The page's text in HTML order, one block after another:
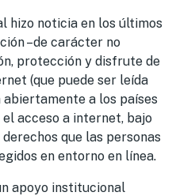
hizo noticia en los últimos
–de carácter no
protección y disfrute de
(que puede ser leída
abiertamente a los países
acceso a internet, bajo
que las personas
en entorno en línea.
apoyo institucional